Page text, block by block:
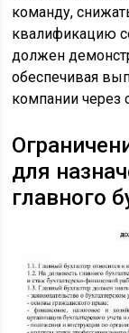
команду,
квалификацию
должен
обеспечивая
компании через
для
главного